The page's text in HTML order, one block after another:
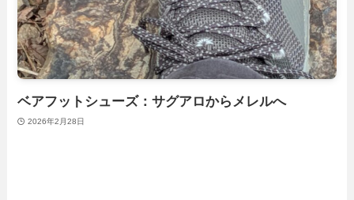
ベアフットシューズ：サグアロからメレルへ
2026年2月28日